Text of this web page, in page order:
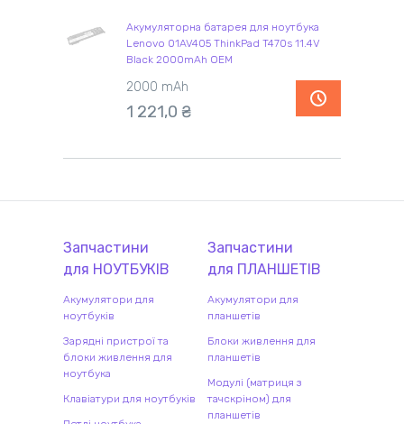
Акумуляторна батарея для ноутбука
Lenovo 01AV405 ThinkPad T470s 11.4V
Black 2000mAh OEM
2000 mAh
1 221,0 ₴
Запчастини
для НОУТБУКІВ
Акумулятори для
ноутбуків
Зарядні пристрої та
блоки живлення для
ноутбука
Клавіатури для ноутбуків
Запчастини
для ПЛАНШЕТІВ
Акумулятори для
планшетів
Блоки живлення для
планшетів
Модулі (матриця з
тачскріном) для
планшетів